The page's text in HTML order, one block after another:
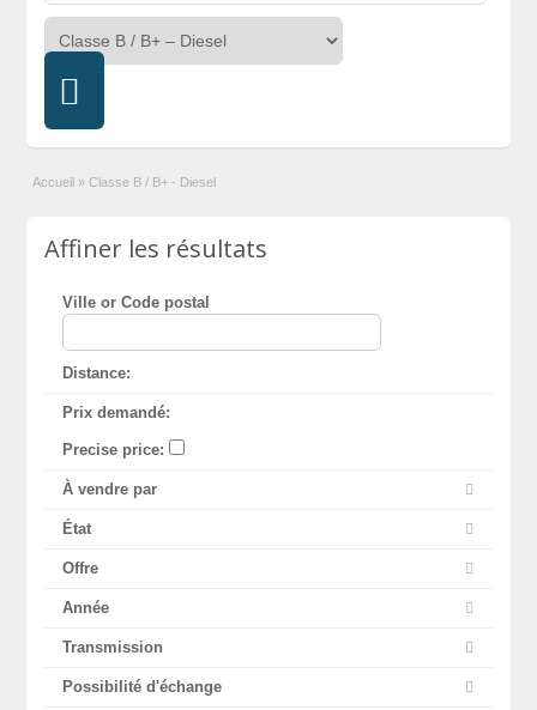
Accueil » Classe B / B+ - Diesel
Affiner les résultats
Ville or Code postal
Distance:
Prix demandé:
Precise price:
À vendre par
État
Offre
Année
Transmission
Possibilité d'échange